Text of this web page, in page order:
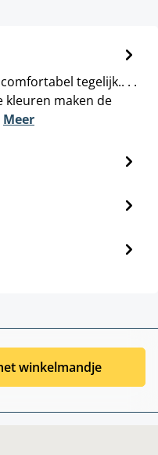
tegelijk.. . .
kleuren maken de
Meer
winkelmandje